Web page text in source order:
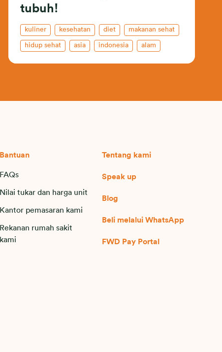
tubuh!
kuliner kesehatan diet makanan sehat
hidup sehat asia indonesia alam
Bantuan
FAQs
Nilai tukar dan harga unit
Kantor pemasaran kami
Rekanan rumah sakit
kami
Tentang kami
Speak up
Blog
Beli melalui WhatsApp
FWD Pay Portal